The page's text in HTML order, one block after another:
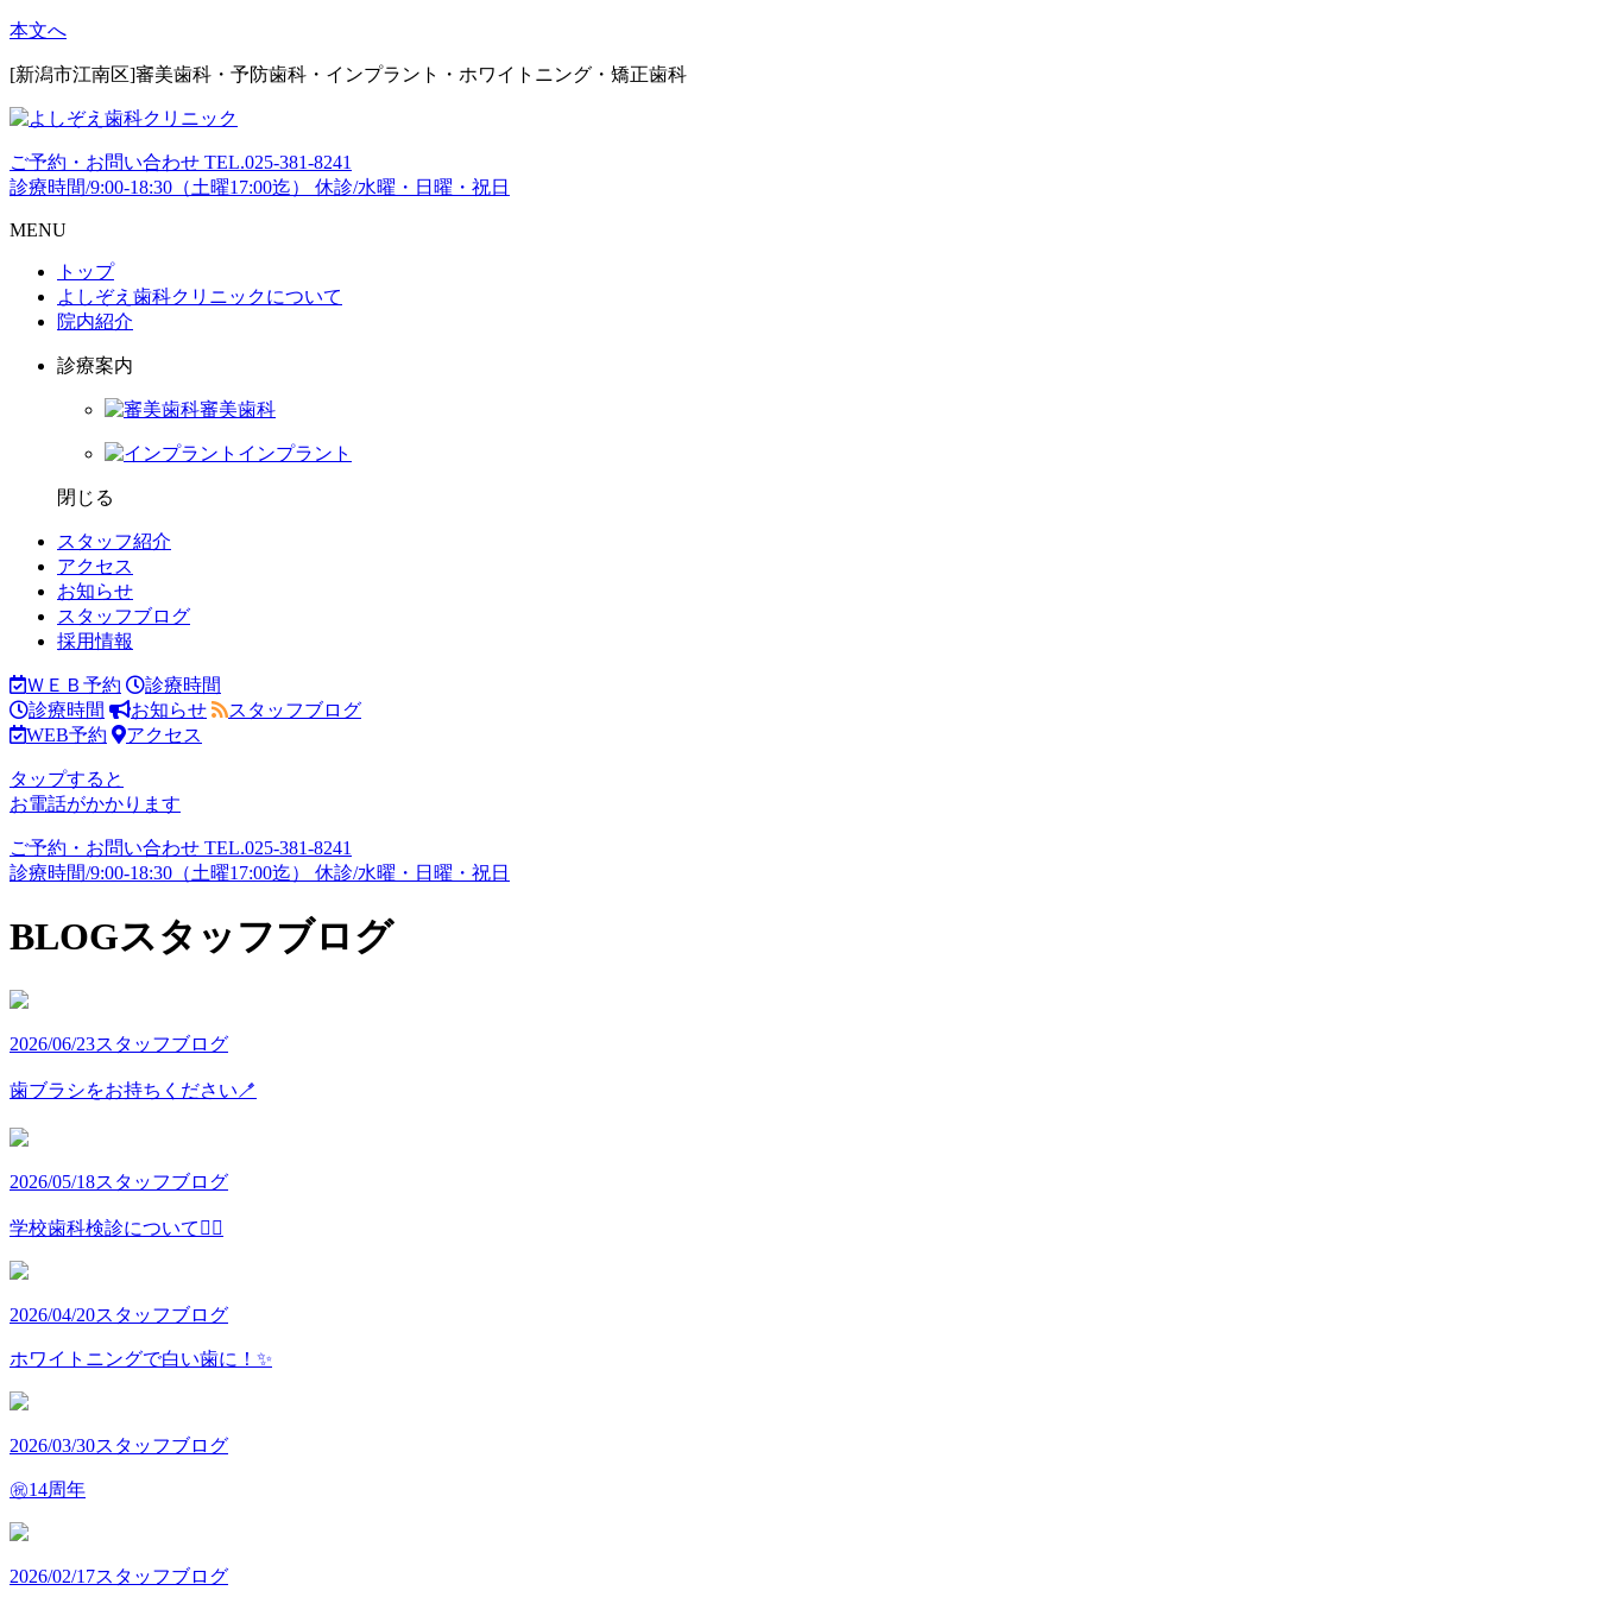
本文へ
[新潟市江南区]審美歯科・予防歯科・インプラント・ホワイトニング・矯正歯科
ご予約・お問い合わせ TEL.025-381-8241
診療時間/9:00-18:30（土曜17:00迄）
休診/水曜・日曜・祝日
MENU
トップ
よしぞえ歯科クリニックについて
院内紹介
診療案内
審美歯科
インプラント
閉じる
スタッフ紹介
アクセス
お知らせ
スタッフブログ
採用情報
ＷＥＢ予約
診療時間
診療時間
お知らせ
スタッフブログ
WEB予約
アクセス
タップすると
お電話がかかります
ご予約・お問い合わせ TEL.025-381-8241
診療時間/9:00-18:30（土曜17:00迄）
休診/水曜・日曜・祝日
BLOGスタッフブログ
2026/06/23スタッフブログ
歯ブラシをお持ちください🪥
2026/05/18スタッフブログ
学校歯科検診について👩‍⚕️
2026/04/20スタッフブログ
ホワイトニングで白い歯に！✨
2026/03/30スタッフブログ
㊗️14周年
2026/02/17スタッフブログ